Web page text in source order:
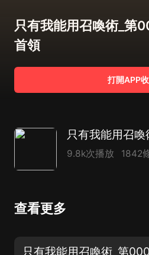
只有我能用召喚術_第
首領
打開APP
9.8k次播放 1842
查看更多